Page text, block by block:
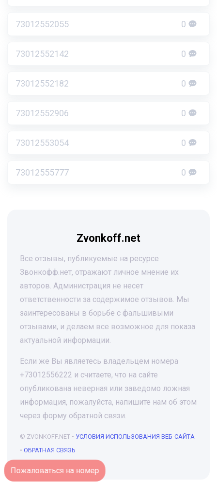
73012552055 0
73012552142 0
73012552182 0
73012552906 0
73012553054 0
73012555777 0
Zvonkoff.net
Все отзывы, публикуемые на ресурсе
Звонкофф.нет, отражают личное мнение их
авторов. Администрация не несет
ответственности за содержимое отзывов. Мы
заинтересованы в борьбе с фальшивыми
отзывами, и делаем все возможное для показа
актуальной информации.
Если же Вы являетесь владельцем номера
+73012556222 и считаете, что на сайте
опубликована неверная или заведомо ложная
информация, пожалуйста, напишите нам об этом
через форму обратной связи.
© ZVONKOFF.NET • УСЛОВИЯ ИСПОЛЬЗОВАНИЯ ВЕБ-САЙТА
• ОБРАТНАЯ СВЯЗЬ
Пожаловаться на номер